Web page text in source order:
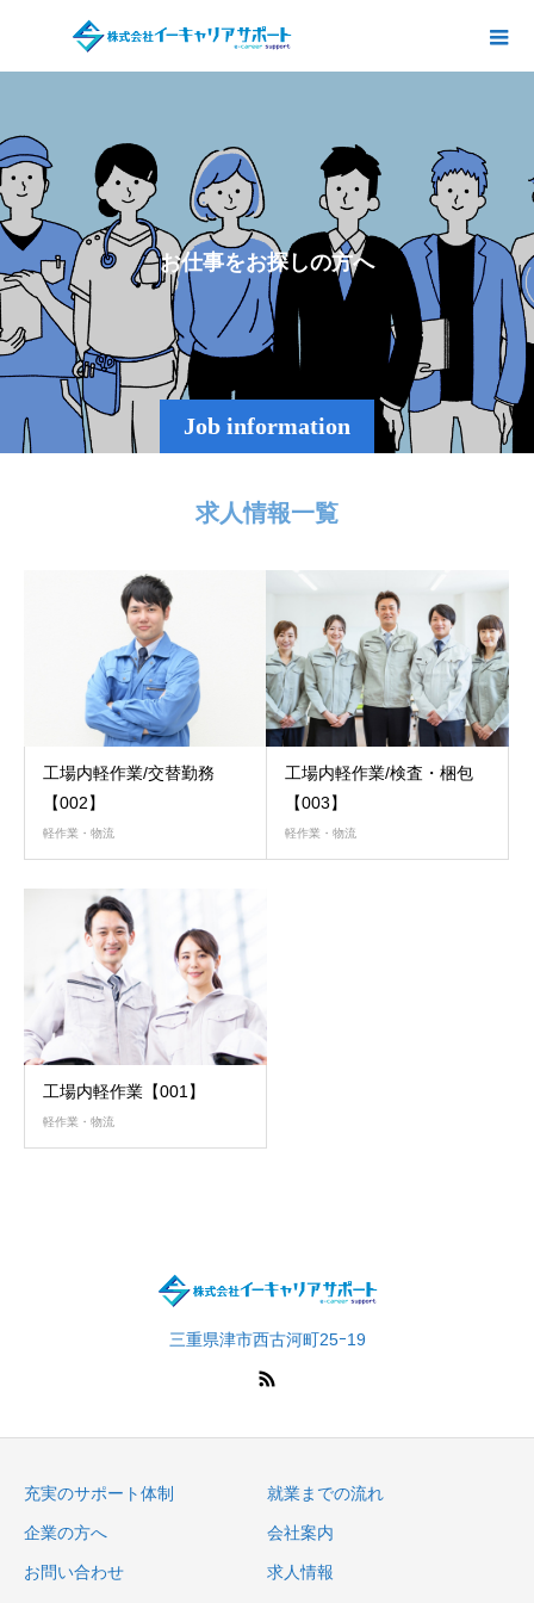
Job information
お仕事をお探 しの方へ
求人情報一覧
工場内軽作業/交替勤務
【002】
軽作業・物流
工場内軽作業/検査・梱包
【003】
軽作業・物流
工場内軽作業【001】
軽作業・物流
三重県津市西古河町25ｰ19
充実のサポート体制 就業までの流れ
企業の方へ 会社案内
お問い合わせ 求人情報